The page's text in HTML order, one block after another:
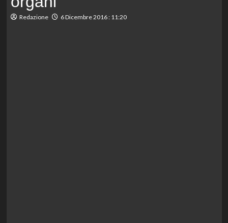
Redazione 6 Dicembre 2016 : 11:20